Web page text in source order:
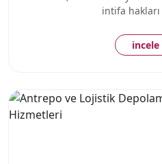
intifa hakları
incele